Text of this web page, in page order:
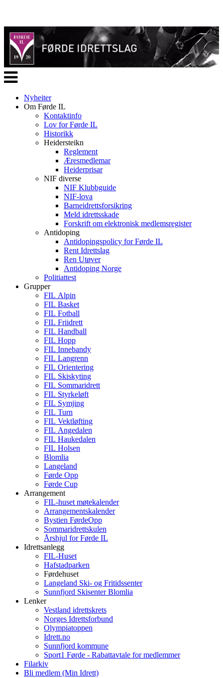
Veksle
navigasjon
Nyheiter
Om Førde IL
Kontaktinfo
Lov for Førde IL
Historikk
Heidersteikn
Reglement
Æresmedlemar
Heiderprisar
NIF diverse
NIF Klubbguide
NIF-lova
Barneidrettsforsikring
Meld idrettsskade
Forskrift om elektronisk medlemsregister
Antidoping
Antidopingspolicy for Førde IL
Rent Idrettslag
Ren Utøver
Antidoping Norge
Politiattest
Grupper
FIL Alpin
FIL Basket
FIL Fotball
FIL Friidrett
FIL Handball
FIL Hopp
FIL Innebandy
FIL Langrenn
FIL Orientering
FIL Skiskyting
FIL Sommaridrett
FIL Styrkeløft
FIL Symjing
FIL Turn
FIL Vektløfting
FIL Angedalen
FIL Haukedalen
FIL Holsen
Blomlia
Langeland
Førde Opp
Førde Cup
Arrangement
FIL-huset møtekalender
Arrangementskalender
Bystien FørdeOpp
Sommaridrettskulen
Årshjul for Førde IL
Idrettsanlegg
FIL-Huset
Hafstadparken
Førdehuset
Langeland Ski- og Fritidssenter
Sunnfjord Skisenter Blomlia
Lenker
Vestland idrettskrets
Norges Idrettsforbund
Olympiatoppen
Idrett.no
Sunnfjord kommune
Sport1 Førde - Rabattavtale for medlemmer
Filarkiv
Bli medlem (Min Idrett)